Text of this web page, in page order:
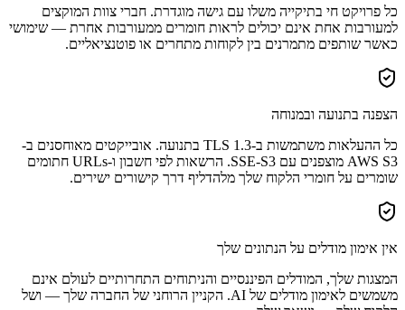
כל פרויקט חי בתיקייה משלו עם גישה מוגדרת. חברי צוות המוקצים
למעורבות אחת אינם יכולים לראות חומרים ממעורבות אחרת — שימושי
כאשר שותפים מתמרנים בין לקוחות מתחרים או פוטנציאליים.
הצפנה בתנועה ובמנוחה
כל ההעלאות משתמשות ב-TLS 1.3 בתנועה. אובייקטים מאוחסנים ב-
AWS S3 מוצפנים עם SSE-S3. הרשאות לפי חשבון ו-URLs חתומים
שומרים על חומרי הלקוח שלך מלהדליף דרך קישורים ישירים.
אין אימון מודלים על הנתונים שלך
המצגות שלך, המודלים הפיננסיים והניתוחים התחרותיים לעולם אינם
משמשים לאימון מודלים של AI. הקניין הרוחני של החברה שלך — ושל